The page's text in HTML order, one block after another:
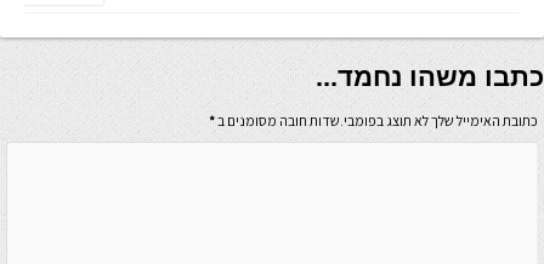
כתבו משהו נחמד...
כתובת האימייל שלך לא תוצג בפומבי.שדות חובה מסומנים ב*